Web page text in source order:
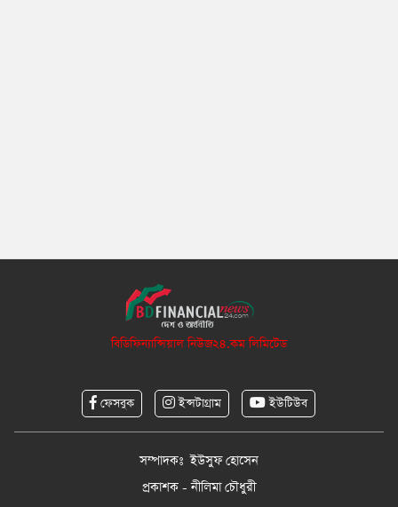
বিডিফিন্যান্সিয়াল নিউজ২৪.কম লিমিটেড
ফেসবুক ইন্সটাগ্রাম ইউটিউব
সম্পাদকঃ ইউসুফ হোসেন
প্রকাশক - নীলিমা চৌধুরী